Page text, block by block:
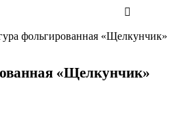
фольгированная «Щелкунчик»
«Щелкунчик»